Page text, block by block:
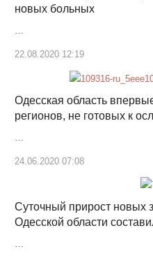
новых больных
22.08.2020 12:19
Одесская область
регионов, не готовых к
24.06.2020 07:08
Суточный прирост новых
Одесской области
…